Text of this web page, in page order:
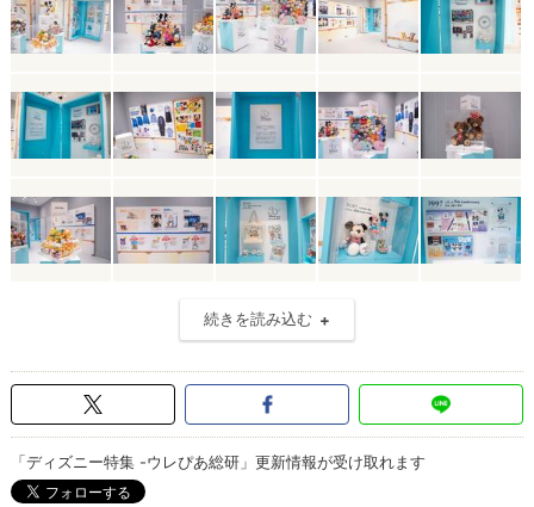
続きを読み込む
「ディズニー特集 -ウレぴあ総研」更新情報が受け取れます